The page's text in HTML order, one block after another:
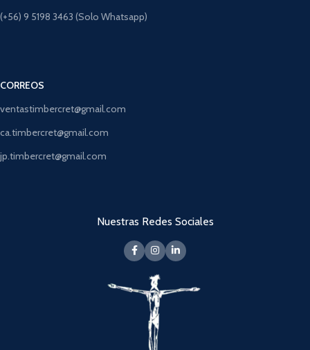
(+56) 9 5198 3463 (Solo Whatsapp)
CORREOS
ventastimbercret@gmail.com
ca.timbercret@gmail.com
jp.timbercret@gmail.com
Nuestras Redes Sociales